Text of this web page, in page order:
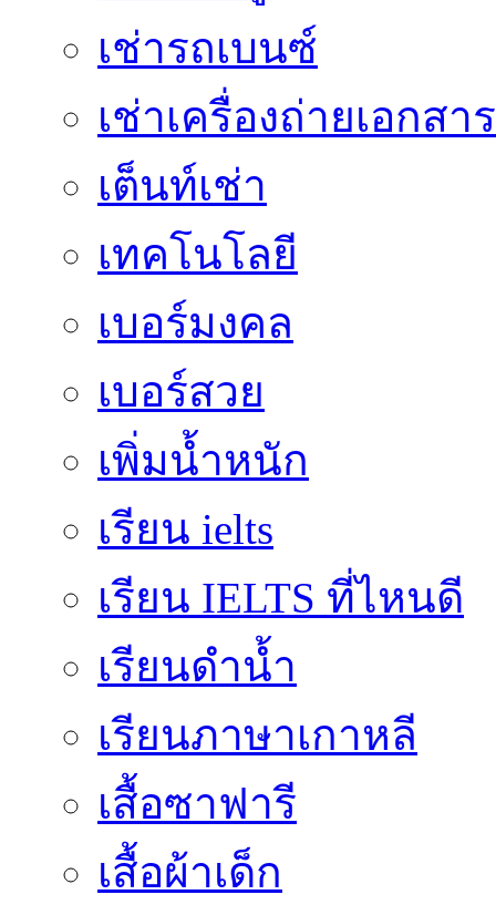
เช่ารถเบนซ์
เช่าเครื่องถ่ายเอกสาร
เต็นท์เช่า
เทคโนโลยี
เบอร์มงคล
เบอร์สวย
เพิ่มน้ำหนัก
เรียน ielts
เรียน IELTS ที่ไหนดี
เรียนดำน้ำ
เรียนภาษาเกาหลี
เสื้อซาฟารี
เสื้อผ้าเด็ก